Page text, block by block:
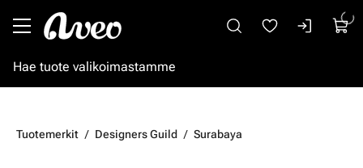
Tuotemerkit Designers Guild Surabaya